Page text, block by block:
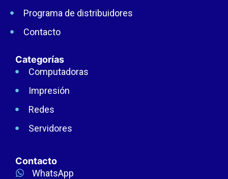
Programa de distribuidores
Contacto
Categorías
Computadoras
Impresión
Redes
Servidores
Contacto
WhatsApp